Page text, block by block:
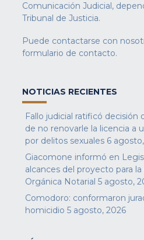
Comunicación Judicial,
Tribunal de Justicia.
Puede contactarse con
formulario de contacto.
NOTICIAS RECIENTES
Fallo judicial ratificó decisión
de no renovarle la licencia a
por delitos sexuales 6
Giacomone informó en
alcances del proyecto para
Orgánica Notarial 5 agosto,
Comodoro: conformaron
homicidio 5 agosto, 2026